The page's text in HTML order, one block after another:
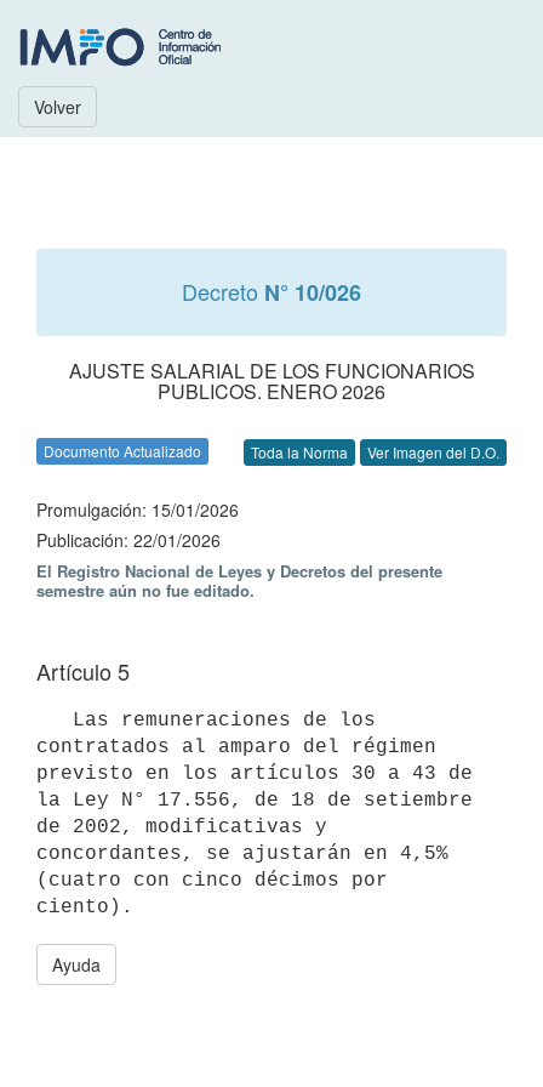
Volver
Decreto N° 10/026
AJUSTE SALARIAL DE LOS FUNCIONARIOS
PUBLICOS. ENERO 2026
Documento Actualizado Toda la Norma Ver Imagen del D.O.
Promulgación: 15/01/2026
Publicación: 22/01/2026
El Registro Nacional de Leyes y Decretos del presente
semestre aún no fue editado.
Artículo 5
contratados al amparo del régimen
previsto en los artículos 30 a 43 de
la Ley N° 17.556, de 18 de setiembre
de 2002, modificativas y
concordantes, se ajustarán en 4,5%
(cuatro con cinco décimos por
Ayuda